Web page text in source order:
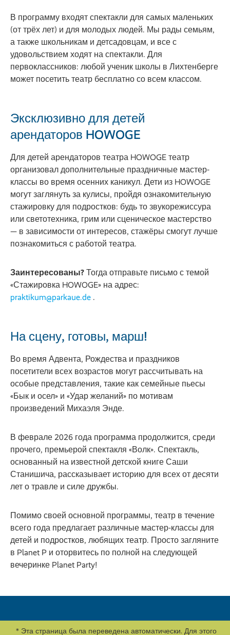
В программу входят спектакли для самых маленьких
(от трёх лет) и для молодых людей. Мы рады семьям,
а также школьникам и детсадовцам, и все с
удовольствием ходят на спектакли. Для
первоклассников: любой ученик школы в Лихтенберге
может посетить театр бесплатно со всем классом.
Эксклюзивно для детей
арендаторов HOWOGE
Для детей арендаторов театра HOWOGE театр
организовал дополнительные праздничные мастер-
классы во время осенних каникул. Дети из HOWOGE
могут заглянуть за кулисы, пройдя ознакомительную
стажировку для подростков: будь то звукорежиссура
или светотехника, грим или сценическое мастерство
— в зависимости от интересов, стажёры смогут лучше
познакомиться с работой театра.
Заинтересованы? Тогда отправьте письмо с темой
«Стажировка HOWOGE» на адрес:
praktikum@parkaue.de .
На сцену, готовы, марш!
Во время Адвента, Рождества и праздников
посетители всех возрастов могут рассчитывать на
особые представления, такие как семейные пьесы
«Бык и осел» и «Удар желаний» по мотивам
произведений Михаэля Энде.
В феврале 2026 года программа продолжится, среди
прочего, премьерой спектакля «Волк». Спектакль,
основанный на известной детской книге Саши
Станишича, рассказывает историю для всех от десяти
лет о травле и силе дружбы.
Помимо своей основной программы, театр в течение
всего года предлагает различные мастер-классы для
детей и подростков, любящих театр. Просто загляните
в Planet P и оторвитесь по полной на следующей
вечеринке Planet Party!
* Эта страница была переведена автоматически. Для этого